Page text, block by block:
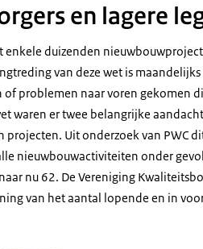
en lagere
enkele duizenden
van deze wet is
problemen naar voren gekomen
waren er twee belangrijke
projecten. Uit onderzoek van PWC
nieuwbouwactiviteiten onder
nu 62. De Vereniging
van het aantal lopende en in